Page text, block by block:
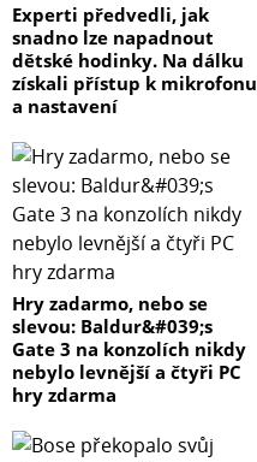
Experti předvedli, jak
snadno lze napadnout
dětské hodinky. Na dálku
získali přístup k mikrofonu
a nastavení
Hry zadarmo, nebo se
slevou: Baldur&#039;s
Gate 3 na konzolích nikdy
nebylo levnější a čtyři PC
hry zdarma